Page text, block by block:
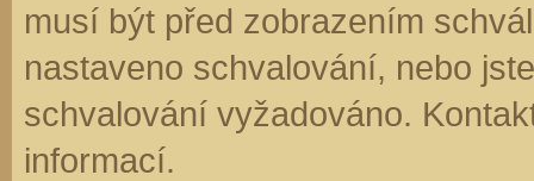
musí být před zobrazením
nastaveno schvalování, nebo
schvalování vyžadováno.
informací.